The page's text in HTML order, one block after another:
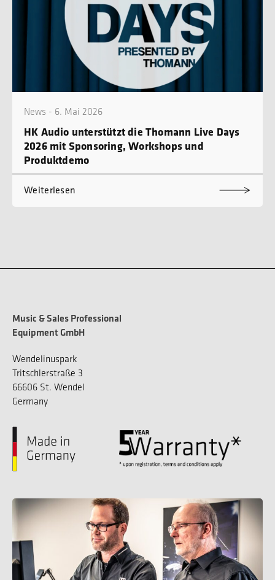
News - 6. Mai 2026
HK Audio unterstützt die Thomann Live Days
2026 mit Sponsoring, Workshops und
Produktdemo
Weiterlesen
Music & Sales Professional
Equipment GmbH
Wendelinuspark
Tritschlerstraße 3
66606 St. Wendel
Germany